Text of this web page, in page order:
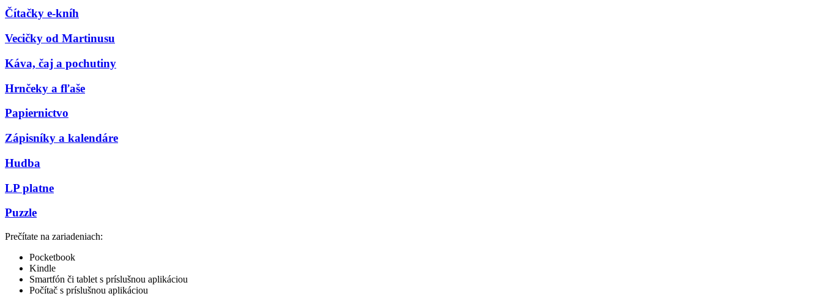
Čítačky e-kníh
Vecičky od Martinusu
Káva, čaj a pochutiny
Hrnčeky a fľaše
Papiernictvo
Zápisníky a kalendáre
Hudba
LP platne
Puzzle
Prečítate na zariadeniach:
Pocketbook
Kindle
Smartfón či tablet s príslušnou aplikáciou
Počítač s príslušnou aplikáciou